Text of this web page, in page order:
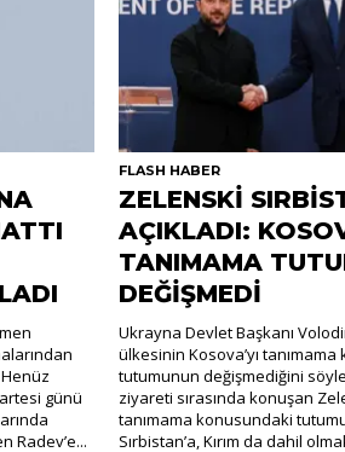
günü
Radev’e...
FLASH HABER
ZELENSKİ
AÇIKLADI:
TANIMAMA
DEĞİŞMEDİ
Ukrayna Devlet Başkanı
ülkesinin Kosova’yı
tutumunun değişmediğini
ziyareti sırasında konuşan
tanımama konusundaki
Sırbistan’a, Kırım da dahil